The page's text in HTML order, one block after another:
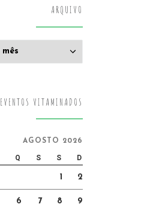
ARQUIVO
EVENTOS VITAMINADOS
AGOSTO 2026
Q S S D
1 2
6 7 8 9